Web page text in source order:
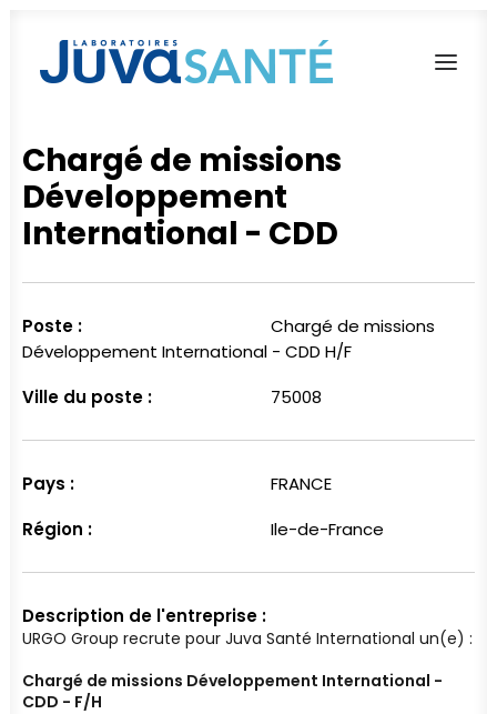
L’AVENTURE JUVA SANTÉ
NOS MARQUES
Chargé de missions
Développement
International - CDD
Poste :
Chargé de missions
Développement International - CDD H/F
Ville du poste :
75008
Pays :
FRANCE
Région :
Ile-de-France
Description de l'entreprise :
URGO Group recrute pour Juva Santé International un(e) :
Chargé de missions Développement International -
CDD - F/H